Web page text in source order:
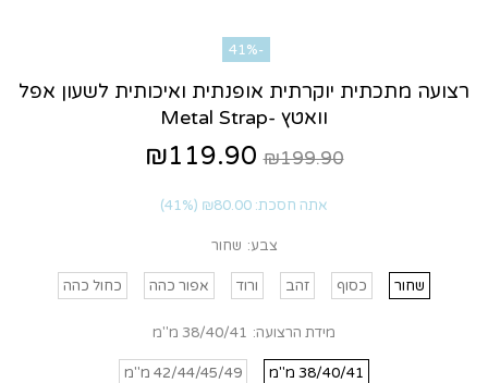
-41%
רצועה מתכתית יוקרתית אופנתית ואיכותית לשעון אפל
וואטץ -Metal Strap
₪199.90
₪119.90
אתה חסכת: ₪80.00
(41%)
צבע: שחור
שחור כסוף זהב ורוד אפור כהה כחול כהה
מידת הרצועה: 38/40/41 מ''מ
38/40/41 מ''מ 42/44/45/49 מ''מ